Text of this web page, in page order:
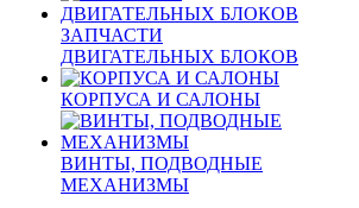
ЗАПЧАСТИ
ДВИГАТЕЛЬНЫХ БЛОКОВ
КОРПУСА И САЛОНЫ
ВИНТЫ, ПОДВОДНЫЕ
МЕХАНИЗМЫ